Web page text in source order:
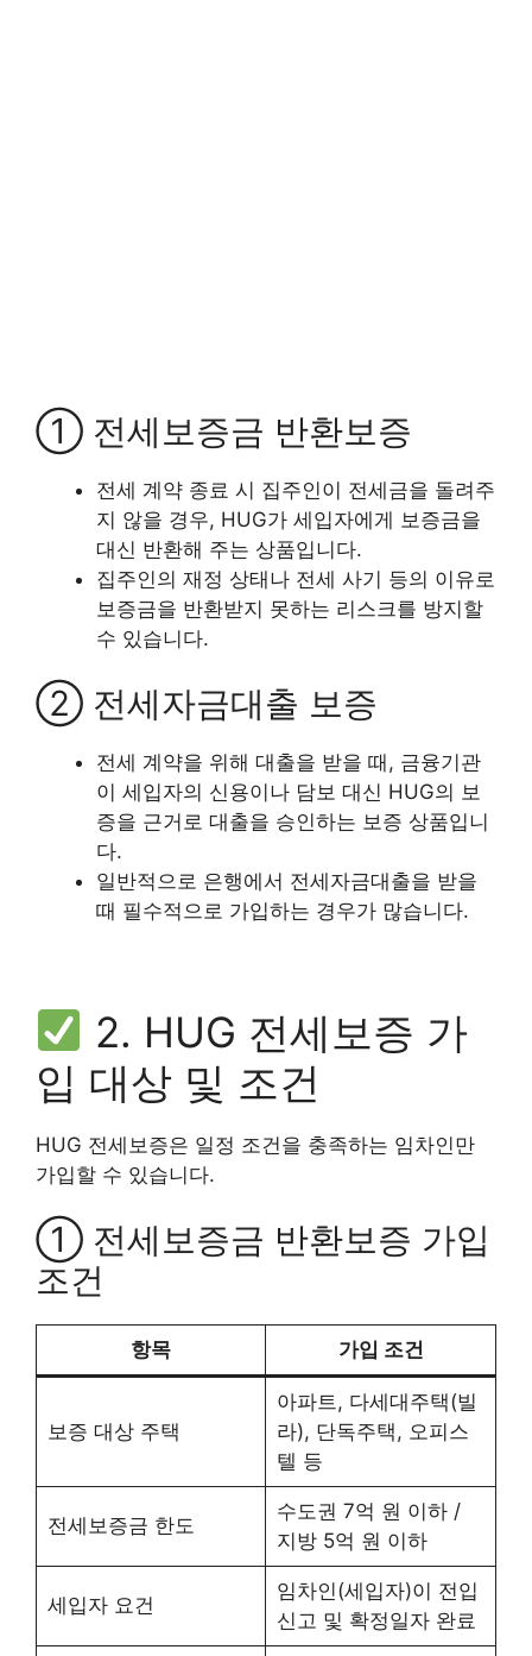
① 전세보증금 반환보증
전세 계약 종료 시 집주인이 전세금을 돌려주
지 않을 경우, HUG가 세입자에게 보증금을
대신 반환해 주는 상품입니다.
집주인의 재정 상태나 전세 사기 등의 이유로
보증금을 반환받지 못하는 리스크를 방지할
수 있습니다.
② 전세자금대출 보증
전세 계약을 위해 대출을 받을 때, 금융기관
이 세입자의 신용이나 담보 대신 HUG의 보
증을 근거로 대출을 승인하는 보증 상품입니
다.
일반적으로 은행에서 전세자금대출을 받을
때 필수적으로 가입하는 경우가 많습니다.
2. HUG 전세보증 가
입 대상 및 조건
HUG 전세보증은 일정 조건을 충족하는 임차인만
가입할 수 있습니다.
① 전세보증금 반환보증 가입
조건
항목 가입 조건
보증 대상 주택
아파트, 다세대주택(빌
라), 단독주택, 오피스
텔 등
전세보증금 한도
수도권 7억 원 이하 /
지방 5억 원 이하
세입자 요건
임차인(세입자)이 전입
신고 및 확정일자 완료